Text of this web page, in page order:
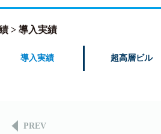
導入実績
導入実績 超高層ビル
PREV